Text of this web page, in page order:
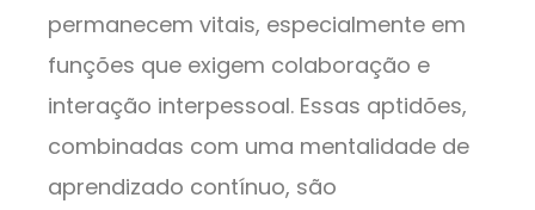
permanecem vitais, especialmente em
funções que exigem colaboração e
interação interpessoal. Essas aptidões,
combinadas com uma mentalidade de
aprendizado contínuo, são